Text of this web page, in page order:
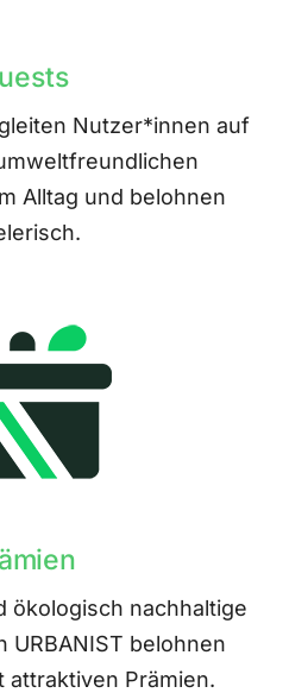
Nutzer*innen auf
Alltag und belohnen
ökologisch nachhaltige
URBANIST belohnen
attraktiven Prämien.